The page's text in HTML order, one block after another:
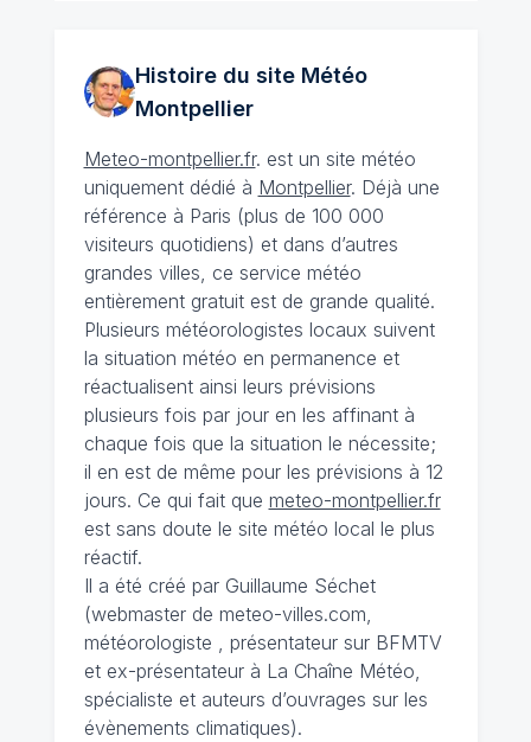
Histoire du site Météo
Montpellier
Meteo-montpellier.fr. est un site météo
uniquement dédié à Montpellier. Déjà une
référence à Paris (plus de 100 000
visiteurs quotidiens) et dans d’autres
grandes villes, ce service météo
entièrement gratuit est de grande qualité.
Plusieurs météorologistes locaux suivent
la situation météo en permanence et
réactualisent ainsi leurs prévisions
plusieurs fois par jour en les affinant à
chaque fois que la situation le nécessite;
il en est de même pour les prévisions à 12
jours. Ce qui fait que meteo-montpellier.fr
est sans doute le site météo local le plus
réactif.
Il a été créé par Guillaume Séchet
(webmaster de meteo-villes.com,
météorologiste , présentateur sur BFMTV
et ex-présentateur à La Chaîne Météo,
spécialiste et auteurs d’ouvrages sur les
évènements climatiques).